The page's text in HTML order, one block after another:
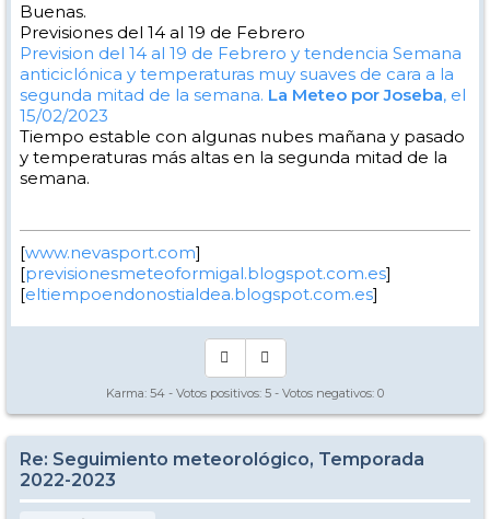
Buenas.
Previsiones del 14 al 19 de Febrero
Prevision del 14 al 19 de Febrero y tendencia Semana
anticiclónica y temperaturas muy suaves de cara a la
segunda mitad de la semana. La Meteo por Joseba, el
15/02/2023
Tiempo estable con algunas nubes mañana y pasado
y temperaturas más altas en la segunda mitad de la
semana.
[www.nevasport.com]
[previsionesmeteoformigal.blogspot.com.es]
[eltiempoendonostialdea.blogspot.com.es]
Karma: 54 - Votos positivos: 5 - Votos negativos: 0
Re: Seguimiento meteorológico, Temporada
2022-2023